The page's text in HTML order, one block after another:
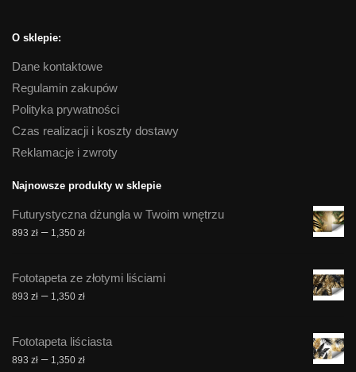
O sklepie:
Dane kontaktowe
Regulamin zakupów
Polityka prywatności
Czas realizacji i koszty dostawy
Reklamacje i zwroty
Najnowsze produkty w sklepie
Futurystyczna dżungla w Twoim wnętrzu
893 zł – 1,350 złZakres
893 zł
do
Fototapeta ze złotymi liściami
893 zł – 1,350 złZakres
893 zł
do
Fototapeta liściasta
893 zł – 1,350 złZakres